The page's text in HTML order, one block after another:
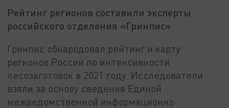
Рейтинг регионов составили эксперты
российского отделения «Гринпис»
Гринпис обнародовал рейтинг и карту
регионов России по интенсивности
лесозаготовок в 2021 году. Исследователи
взяли за основу сведения Единой
межведомственной информационно-